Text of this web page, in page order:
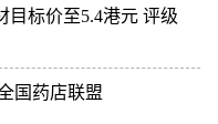
目标价至5.4港元 评级
国药店联盟